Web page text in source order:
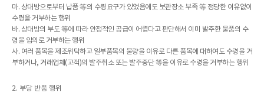
마. 상대방으로부터 납품 等의 수령요구가 있었음에도 보관장소 부족 等 정당한 이유없이
수령을 거부하는 행위
바. 상대방의 부도 等에 따라 안정적인 공급이 어렵다고 판단해서 이미 발주한 물품의 수
령을 임의로 거부하는 행위
사. 여러 품목을 제조위탁하고 일부품목의 불량을 이유로 다른 품목에 대하여도 수령을 거
부하거나, 거래업체(고객)의 발주취소 또는 발주중단 等을 이유로 수령을 거부하는 행위
2. 부당 반품 행위